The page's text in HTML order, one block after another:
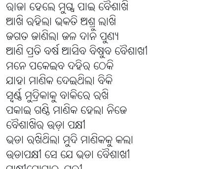
ରାଜା ହେଲେ ମୁଗ୍ଧ ପାଇ ବୈଶାଖି
ଆଖି ରହିଲା ଭକତି ଅଶ୍ରୁ ଲାଖି
ଜଗତ ଜାଣିଲା ଜଳ ଦାନ ପୁଣ୍ୟ
ଆଣି ପ୍ରତି ବର୍ଷ ଆସିବ ବିଷୁବ ବୈଶାଖୀ
ମନେ ପକେଇବ ଦହିର ଠେକି
ଯାହା ମାଣିକ ଦେଇଥିଲା ବିକି
ସ୍ବର୍ଣ୍ଣ ମୁଦ୍ରିକାକୁ ବାକିରେ ରଖି
ପକାଇ ଗଣ୍ଠି ମାଣିକ ହେଲା ନିଜେ
ବୈଶାଖିର ଉଡ଼ା ପକ୍ଷୀ
ଭଡା ରଖିଥିଲା ମୁଦି ମାଣିକକୁ କଲା
ଉଡାପକ୍ଷୀ ସେ ଯେ ଭଡା ବୈଶାଖୀ